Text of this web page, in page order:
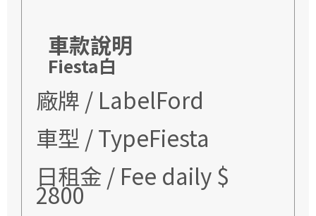
車款說明
Fiesta白
廠牌 / LabelFord
車型 / TypeFiesta
日租金 / Fee daily $
2800